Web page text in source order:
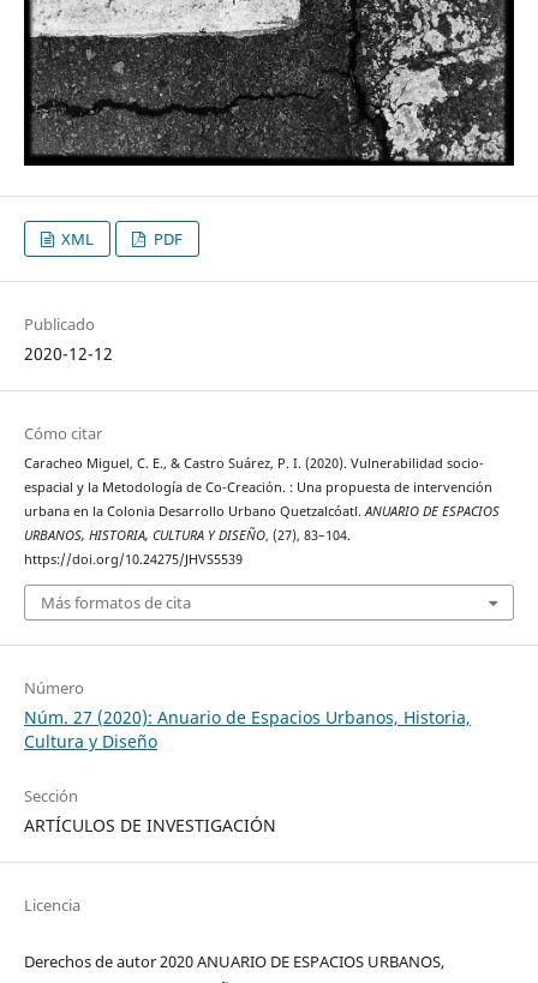
XML PDF
Publicado
2020-12-12
Cómo citar
Caracheo Miguel, C. E., & Castro Suárez, P. I. (2020). Vulnerabilidad socio-
espacial y la Metodología de Co-Creación. : Una propuesta de intervención
urbana en la Colonia Desarrollo Urbano Quetzalcóatl.ANUARIO DE ESPACIOS
URBANOS, HISTORIA, CULTURA Y DISEÑO, (27), 83–104.
https://doi.org/10.24275/JHVS5539
Más formatos de cita
Número
Núm. 27 (2020): Anuario de Espacios Urbanos, Historia,
Cultura y Diseño
Sección
ARTÍCULOS DE INVESTIGACIÓN
Licencia
Derechos de autor 2020 ANUARIO DE ESPACIOS URBANOS,